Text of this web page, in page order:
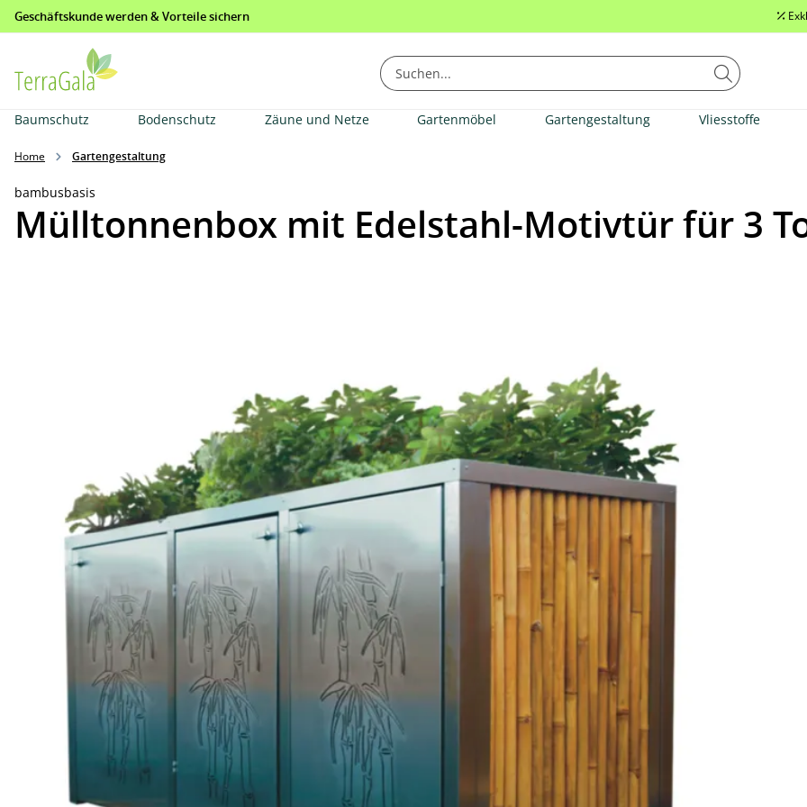
Zur Hauptnavigation springen
Geschäftskunde werden & Vorteile sichern
Baumschutz Bodenschutz Zäune und Netze Gartenmöbel Gartengestaltung Vliesstoffe
Home Gartengestaltung
bambusbasis
Mülltonnenbox mit Edelstahl-Motivtür für 3